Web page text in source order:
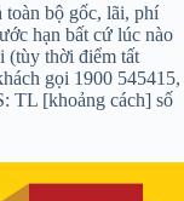
toàn bộ gốc, lãi, phí
hạn bất cứ lúc nào
(tùy thời điểm tất
gọi 1900 545415,
TL [khoảng cách] số